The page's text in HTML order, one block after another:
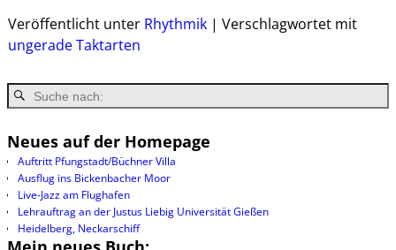
Veröffentlicht unter Rhythmik| Verschlagwortet mit
ungerade Taktarten
Neues auf der Homepage
Auftritt Pfungstadt/Büchner Villa
Ausflug ins Bickenbacher Moor
Live-Jazz am Flughafen
Lehrauftrag an der Justus Liebig Universität Gießen
Heidelberg, Neckarschiff